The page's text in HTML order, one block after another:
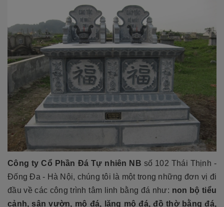
Công ty Cổ Phần Đá Tự nhiên NB số 102 Thái Thịnh -
Đống Đa - Hà Nội, chúng tôi là một trong những đơn vị đi
đầu về các công trình tâm linh bằng đá như: non bộ tiểu
cảnh, sân vườn, mộ đá, lăng mộ đá, đồ thờ bằng đá,